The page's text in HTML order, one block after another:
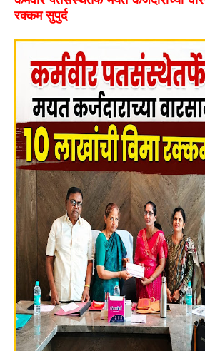
रक्कम सुपुर्द